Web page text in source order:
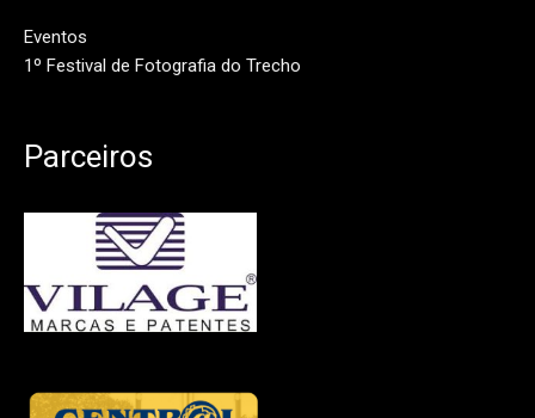
Eventos
1º Festival de Fotografia do Trecho
Parceiros